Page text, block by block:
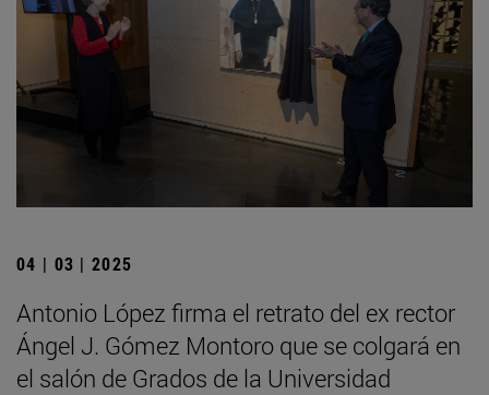
04 | 03 | 2025
Antonio López firma el retrato del ex rector
Ángel J. Gómez Montoro que se colgará en
el salón de Grados de la Universidad